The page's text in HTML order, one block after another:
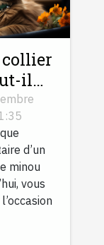
collier
il
pour
?
d’un
minou
vous